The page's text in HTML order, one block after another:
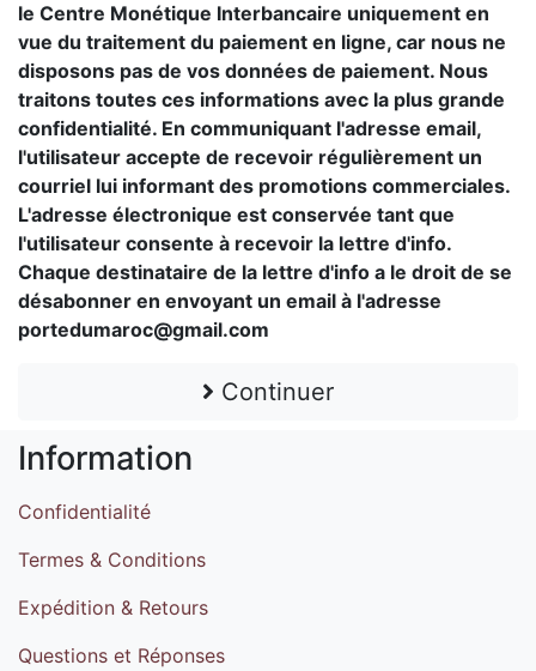
le Centre Monétique Interbancaire uniquement en
vue du traitement du paiement en ligne, car nous ne
disposons pas de vos données de paiement. Nous
traitons toutes ces informations avec la plus grande
confidentialité. En communiquant l'adresse email,
l'utilisateur accepte de recevoir régulièrement un
courriel lui informant des promotions commerciales.
L'adresse électronique est conservée tant que
l'utilisateur consente à recevoir la lettre d'info.
Chaque destinataire de la lettre d'info a le droit de se
désabonner en envoyant un email à l'adresse
portedumaroc@gmail.com
Continuer
Information
Confidentialité
Termes & Conditions
Expédition & Retours
Questions et Réponses